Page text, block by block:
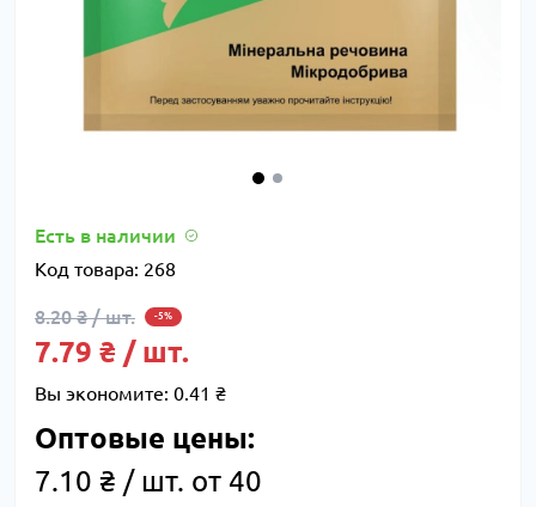
Есть в наличии
Код товара: 268
8.20 ₴ / шт. -5%
7.79 ₴ / шт.
Вы экономите: 0.41 ₴
Оптовые цены:
7.10 ₴ / шт. от 40